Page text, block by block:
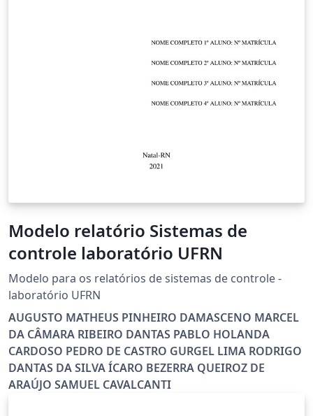
Modelo relatório Sistemas de
controle laboratório UFRN
Modelo para os relatórios de sistemas de controle -
laboratório UFRN
AUGUSTO MATHEUS PINHEIRO DAMASCENO MARCEL
DA CÂMARA RIBEIRO DANTAS PABLO HOLANDA
CARDOSO PEDRO DE CASTRO GURGEL LIMA RODRIGO
DANTAS DA SILVA ÍCARO BEZERRA QUEIROZ DE
ARAÚJO SAMUEL CAVALCANTI